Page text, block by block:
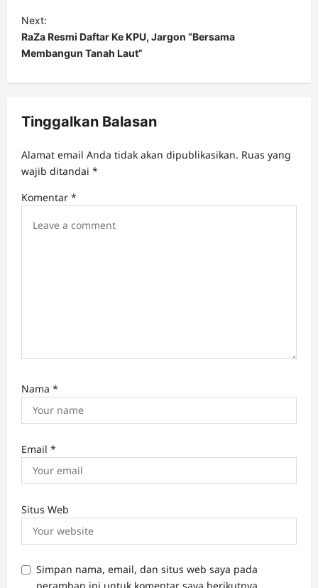
s
t
n
a
i
a
i
Next:
RaZa Resmi Daftar Ke KPU, Jargon “Bersama
Membangun Tanah Laut”
Tinggalkan Balasan
Alamat email Anda tidak akan dipublikasikan. Ruas yang
wajib ditandai *
Komentar *
Nama *
Email *
Situs Web
Simpan nama, email, dan situs web saya pada
peramban ini untuk komentar saya berikutnya.